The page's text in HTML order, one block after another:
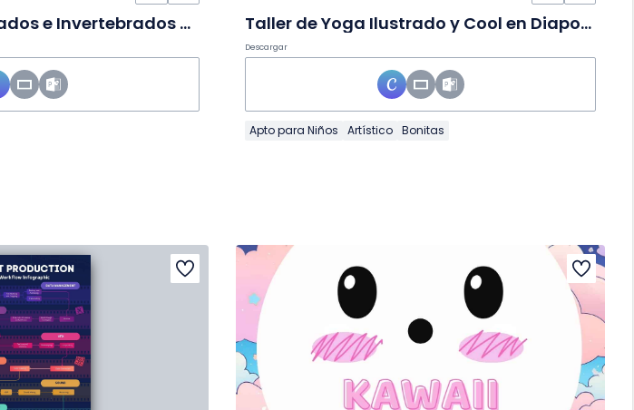
Animales Vertebrados e Invertebrados en Diapositivas Blancas Taller de Yoga Ilustrado y Cool en Diapositivas
Descargar
Apto para Niños Artístico Bonitas